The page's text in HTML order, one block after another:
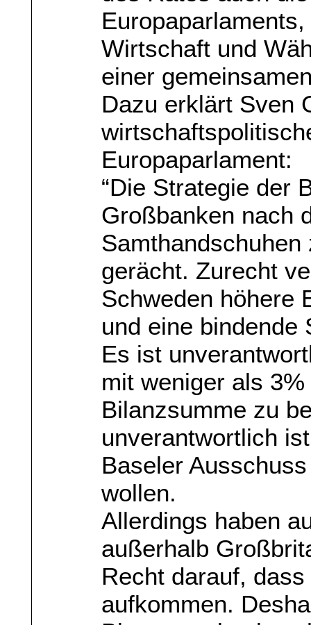
Wirtschaft und
einer
Dazu erklärt Sven
Europaparlament:
“Die Strategie der
Großbanken nach
gerächt. Zurecht
Schweden höhere
und eine bindende
Es ist
mit weniger als
Bilanzsumme zu
unverantwortlich
Baseler
wollen.
Allerdings haben
außerhalb
Recht darauf,
aufkommen.